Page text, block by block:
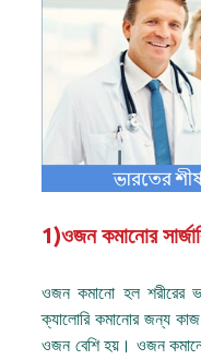
1)ওজন কমানোর
ওজন কমানো হল শরীরের ভর
ক্যালোরি কমানোর জন্য কাজ
ওজন বেশি হয়। ওজন